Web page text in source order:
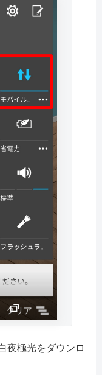
夜極光をダウンロ